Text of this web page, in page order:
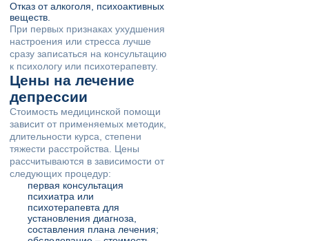
Отказ от алкоголя, психоактивных
веществ.
При первых признаках ухудшения
настроения или стресса лучше
сразу записаться на консультацию
к психологу или психотерапевту.
Цены на лечение
депрессии
Стоимость медицинской помощи
зависит от применяемых методик,
длительности курса, степени
тяжести расстройства. Цены
рассчитываются в зависимости от
следующих процедур:
первая консультация
психиатра или
психотерапевта для
установления диагноза,
составления плана лечения;